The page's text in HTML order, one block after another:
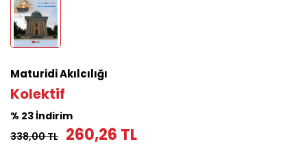
Maturidi Akılcılığı
Kolektif
% 23 İndirim
338,00 TL 260,26 TL